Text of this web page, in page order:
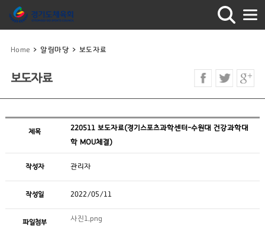
Home > 알림마당 > 보도자료
보도자료
제목
220511 보도자료(경기스포츠과학센터-수원대 건강과학대
학 MOU체결)
작성자 관리자
작성일 2022/05/11
파일첨부
사진1.png